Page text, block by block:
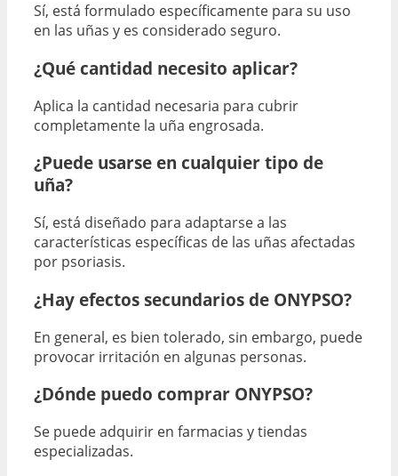
Sí, está formulado específicamente para su uso
en las uñas y es considerado seguro.
¿Qué cantidad necesito aplicar?
Aplica la cantidad necesaria para cubrir
completamente la uña engrosada.
¿Puede usarse en cualquier tipo de
uña?
Sí, está diseñado para adaptarse a las
características específicas de las uñas afectadas
por psoriasis.
¿Hay efectos secundarios de ONYPSO?
En general, es bien tolerado, sin embargo, puede
provocar irritación en algunas personas.
¿Dónde puedo comprar ONYPSO?
Se puede adquirir en farmacias y tiendas
especializadas.